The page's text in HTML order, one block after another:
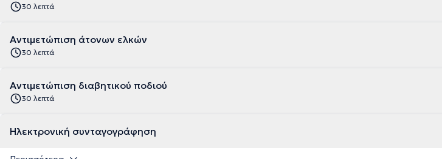
30 λεπτά
Αντιμετώπιση άτονων ελκών
30 λεπτά
Αντιμετώπιση διαβητικού ποδιού
30 λεπτά
Ηλεκτρονική συνταγογράφηση